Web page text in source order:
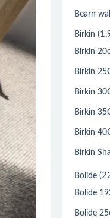
Bearn
Birkin
Birkin
Birkin
Birkin
Birkin
Birkin
Birkin
Bolide
Bolide
Bolide